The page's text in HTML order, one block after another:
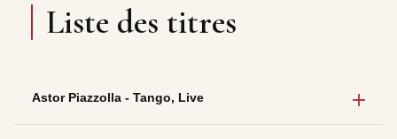
Liste des titres
Astor Piazzolla - Tango, Live